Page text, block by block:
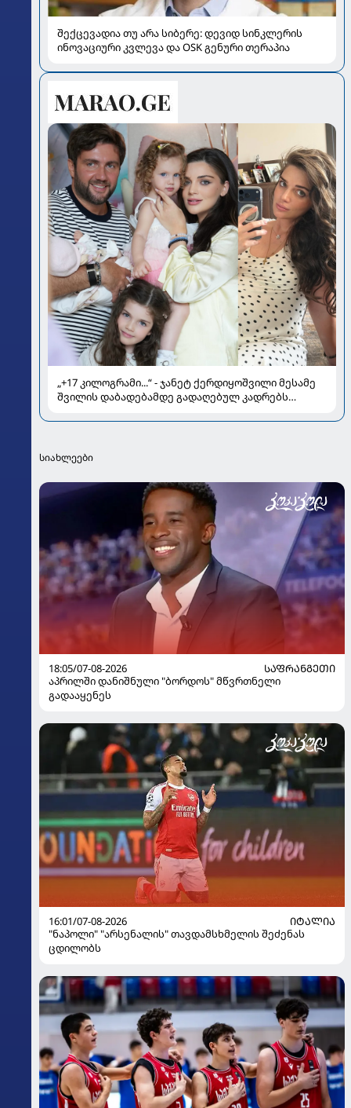
შექცევადია თუ არა სიბერე: დევიდ სინკლერის
ინოვაციური კვლევა და OSK გენური თერაპია
„+17 კილოგრამი...“ - ჯანეტ ქერდიყოშვილი მესამე
შვილის დაბადებამდე გადაღებულ კადრებს
სიახლეები
18:05/07-08-2026
ᲡᲐᲤᲠᲐᲜᲒᲔᲗᲘ
აპრილში დანიშნული "ბორდოს" მწვრთნელი
გადააყენეს
16:01/07-08-2026
ᲘᲢᲐᲚᲘᲐ
"ნაპოლი" "არსენალის" თავდამსხმელის შეძენას
ცდილობს